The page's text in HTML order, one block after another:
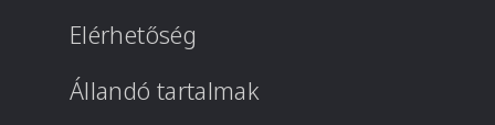
Elérhetőség
Állandó tartalmak